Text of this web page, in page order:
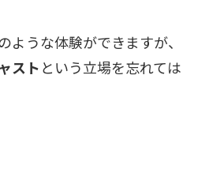
ような体験ができますが、
ストという立場を忘れては